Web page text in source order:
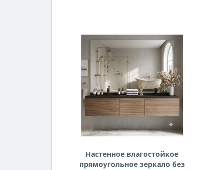
Настенное влагостойкое
прямоугольное зеркало без